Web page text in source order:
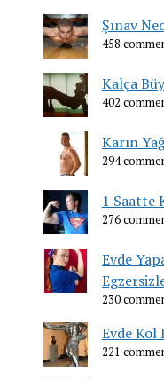
Şınav
458
Kalça
402
Karın
294
1 Saatte
276
Evde
230
Evde Kol
221